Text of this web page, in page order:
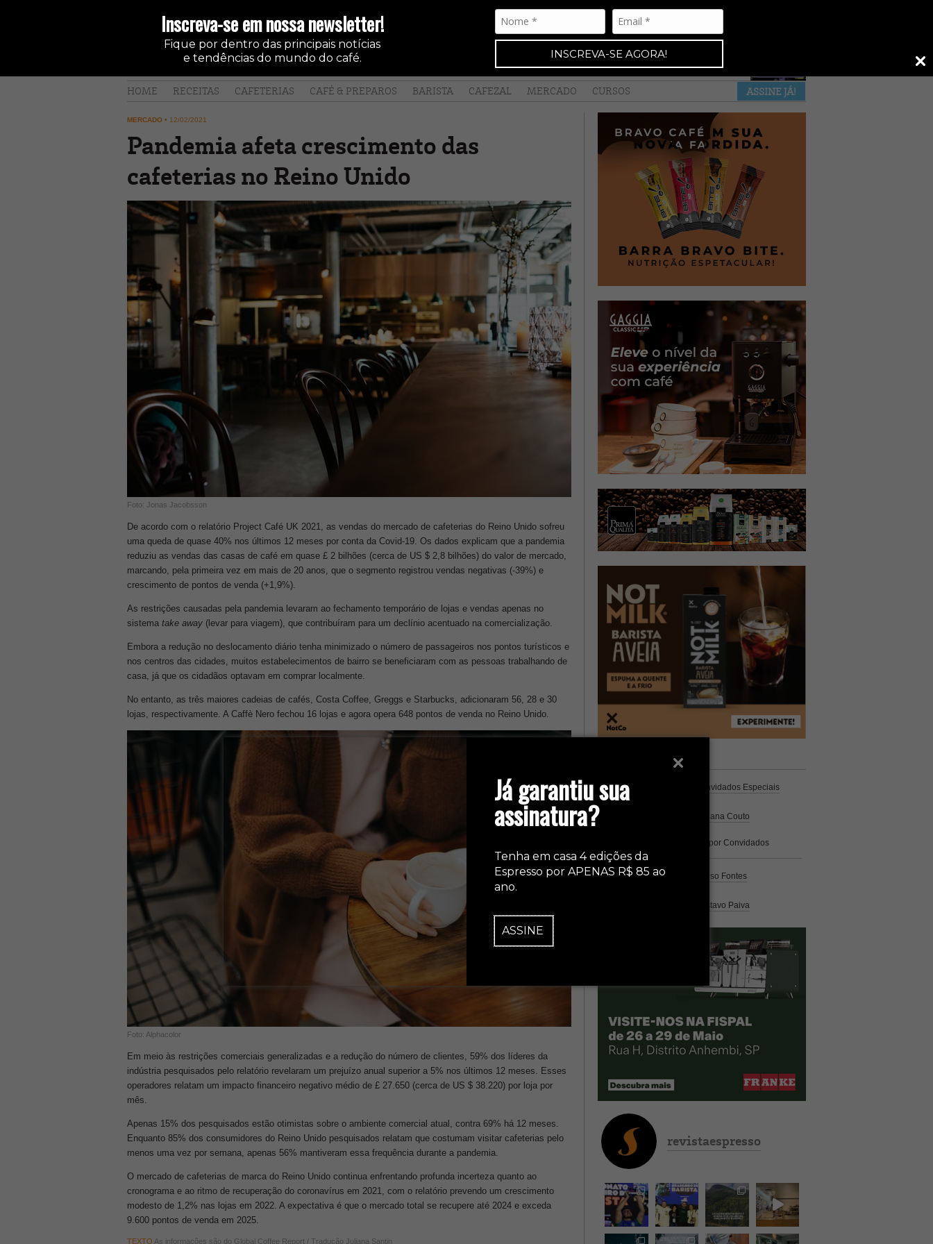
Já garantiu sua
assinatura?
Tenha em casa 4 edições da
Espresso por APENAS R$ 85 ao
ano.
ASSINE
Inscreva-se em nossa newsletter!
Fique por dentro das principais notícias
e tendências do mundo do café.
INSCREVA-SE AGORA!
•NAS BANCAS
HOME RECEITAS CAFETERIAS CAFÉ & PREPAROS BARISTA CAFEZAL MERCADO ASSINE JÁ!
CURSOS
MERCADO • 12/02/2021
Pandemia afeta crescimento das
cafeterias no Reino Unido
Foto: Jonas Jacobsson
De acordo com o relatório Project Café UK 2021, as vendas do mercado de cafeterias do Reino Unido sofreu
uma queda de quase 40% nos últimos 12 meses por conta da Covid-19. Os dados explicam que a pandemia
reduziu as vendas das casas de café em quase £ 2 bilhões (cerca de US $ 2,8 bilhões) do valor de mercado,
marcando, pela primeira vez em mais de 20 anos, que o segmento registrou vendas negativas (-39%) e
crescimento de pontos de venda (+1,9%).
As restrições causadas pela pandemia levaram ao fechamento temporário de lojas e vendas apenas no
sistema take away (levar para viagem), que contribuíram para um declínio acentuado na comercialização.
Embora a redução no deslocamento diário tenha minimizado o número de passageiros nos pontos turísticos e
nos centros das cidades, muitos estabelecimentos de bairro se beneficiaram com as pessoas trabalhando de
casa, já que os cidadãos optavam em comprar localmente.
No entanto, as três maiores cadeias de cafés, Costa Coffee, Greggs e Starbucks, adicionaram 56, 28 e 30
lojas, respectivamente. A Caffè Nero fechou 16 lojas e agora opera 648 pontos de venda no Reino Unido.
Foto: Alphacolor
Em meio às restrições comerciais generalizadas e a redução do número de clientes, 59% dos líderes da
indústria pesquisados ​​pelo relatório revelaram um prejuízo anual superior a 5% nos últimos 12 meses. Esses
operadores relatam um impacto financeiro negativo médio de £ 27.650 (cerca de US $ 38.220) por loja por
mês.
Apenas 15% dos pesquisados ​​estão otimistas sobre o ambiente comercial atual, contra 69% há 12 meses.
Enquanto 85% dos consumidores do Reino Unido pesquisados ​​relatam que costumam visitar cafeterias pelo
menos uma vez por semana, apenas 56% mantiveram essa frequência durante a pandemia.
O mercado de cafeterias de marca do Reino Unido continua enfrentando profunda incerteza quanto ao
cronograma e ao ritmo de recuperação do coronavírus em 2021, com o relatório prevendo um crescimento
modesto de 1,2% nas lojas em 2022. A expectativa é que o mercado total se recupere até 2024 e exceda
9.600 pontos de venda em 2025.
TEXTO As informações são do Global Coffee Report / Tradução Juliana Santin
Espresso
Coluna Café por Convidados Especiais
por Cristiana Couto
por Convidados
Especiais
Análisepor Caio Alonso Fontes
por Gustavo Paiva
revistaespresso